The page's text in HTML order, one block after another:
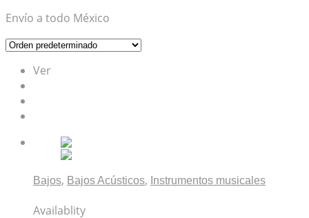
Envío a todo México
Ver
Bajos, Bajos Acústicos, Instrumentos musicales
Availablity